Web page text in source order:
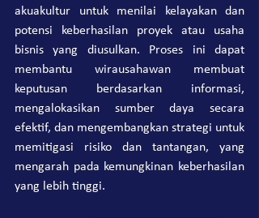
akuakultur untuk menilai kelayakan dan
potensi keberhasilan proyek atau usaha
bisnis yang diusulkan. Proses ini dapat
membantu wirausahawan membuat
keputusan berdasarkan informasi,
mengalokasikan sumber daya secara
efektif, dan mengembangkan strategi untuk
memitigasi risiko dan tantangan, yang
mengarah pada kemungkinan keberhasilan
yang lebih tinggi.